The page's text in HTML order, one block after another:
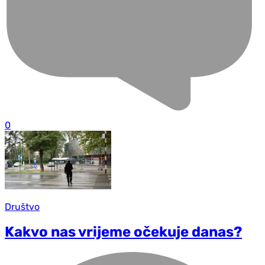
0
Društvo
Kakvo nas vrijeme očekuje danas?